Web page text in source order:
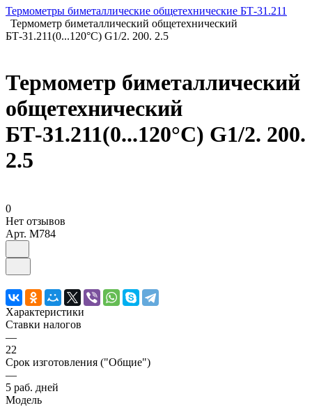
Термометры биметаллические общетехнические БТ-31.211
Термометр биметаллический общетехнический
БТ-31.211(0...120°С) G1/2. 200. 2.5
Термометр биметаллический
общетехнический
БТ-31.211(0...120°С) G1/2. 200.
2.5
0
Нет отзывов
Арт. M784
Характеристики
Ставки налогов
—
22
Срок изготовления ("Общие")
—
5 раб. дней
Модель